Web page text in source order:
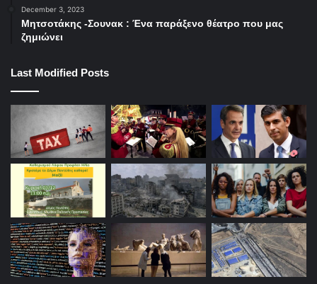
December 3, 2023
Μητσοτάκης -Σουνακ : Ένα παράξενο θέατρο που μας
ζημιώνει
Last Modified Posts